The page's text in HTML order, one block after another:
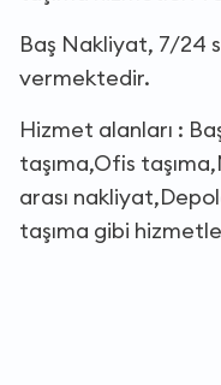
Baş Nakliyat, 7/24
vermektedir.
Hizmet alanları :
taşıma,Ofis
arası
taşıma gibi